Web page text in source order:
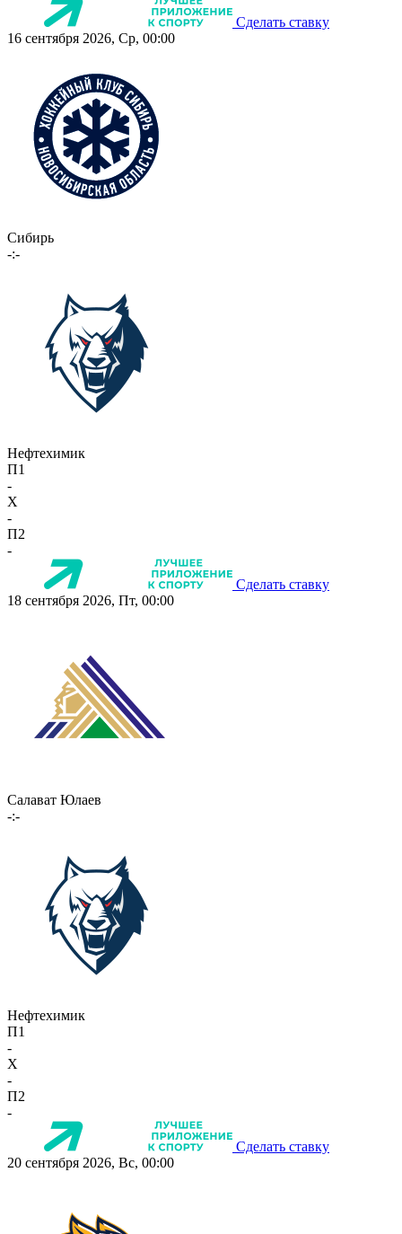
Сделать ставку
16 сентября 2026, Ср, 00:00
Сибирь
-:-
Нефтехимик
П1
-
X
-
П2
-
Сделать ставку
18 сентября 2026, Пт, 00:00
Салават Юлаев
-:-
Нефтехимик
П1
-
X
-
П2
-
Сделать ставку
20 сентября 2026, Вс, 00:00